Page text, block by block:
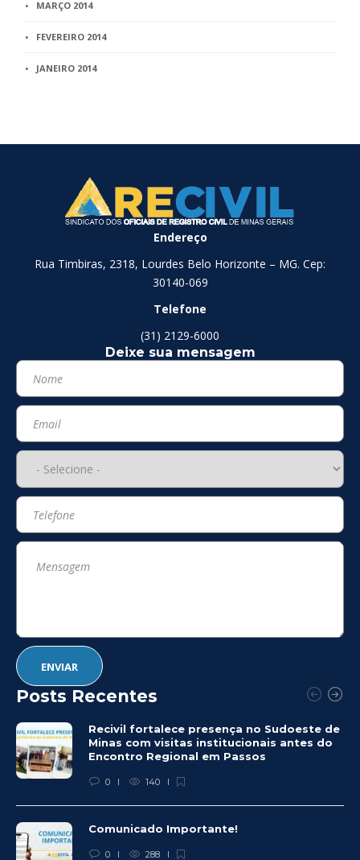
MARÇO 2014
FEVEREIRO 2014
JANEIRO 2014
Endereço
Rua Timbiras, 2318, Lourdes Belo Horizonte – MG. Cep:
30140-069
Telefone
(31) 2129-6000
Deixe sua mensagem
Posts Recentes
Recivil fortalece presença no Sudoeste de
Minas com visitas institucionais antes do
Encontro Regional em Passos
0 140
Comunicado Importante!
0 288